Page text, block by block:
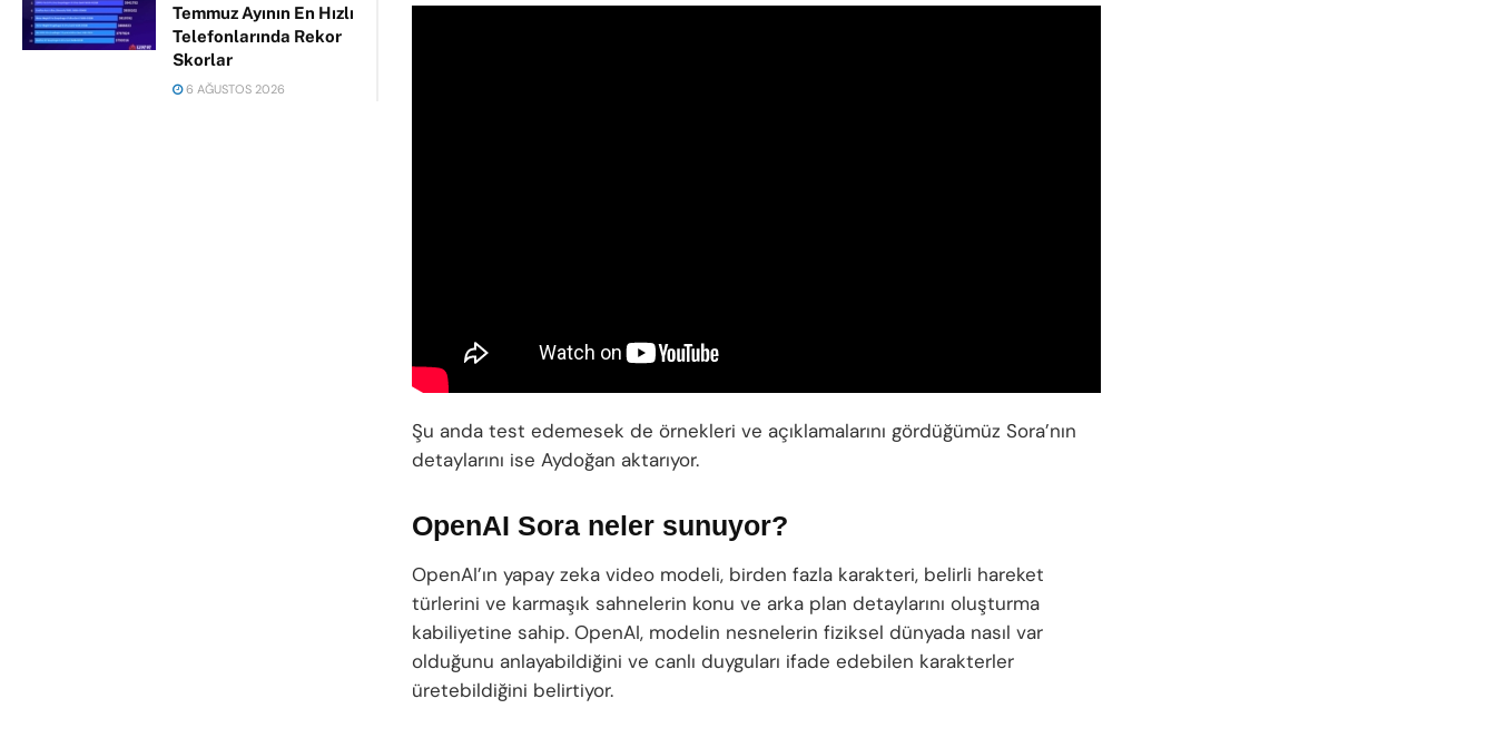
Temmuz Ayının En Hızlı
Telefonlarında Rekor
Skorlar
6 AĞUSTOS 2026
Şu anda test edemesek de örnekleri ve açıklamalarını gördüğümüz Sora’nın
detaylarını ise Aydoğan aktarıyor.
OpenAI Sora neler sunuyor?
OpenAI’ın yapay zeka video modeli, birden fazla karakteri, belirli hareket
türlerini ve karmaşık sahnelerin konu ve arka plan detaylarını oluşturma
kabiliyetine sahip. OpenAI, modelin nesnelerin fiziksel dünyada nasıl var
olduğunu anlayabildiğini ve canlı duyguları ifade edebilen karakterler
üretebildiğini belirtiyor.